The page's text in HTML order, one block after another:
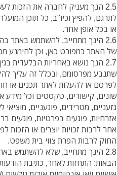
2.5 הנך מעניק לחברה את הזכות
לתרגם, להפיץ וכיו"ב, כל תוכן
או בכל אופן אחר.
2.6 הינך מתחייב, להשתמש באתר
של האתר כמפורט כאן, וכן להימנע
2.7 הנך נושא באחריות הבלעדית
שתנבע מפרסומם, ובכלל זה עליך
לפרסם או להעלות לאתר תכנים או
שונים, קישורים, טקסטים וכל מידע
גזעניים, מטרידים, פוגעניים,
אזרחיות, פוגעים בפרטיות, פוגעים
אחר לרבות זכויות יוצרים או
החוק לרבות הפרת צווי בית משפט.
2.8 הינך מתחייב, שלא להשתמש
הבאות: התחזות לאחר, כתיבת